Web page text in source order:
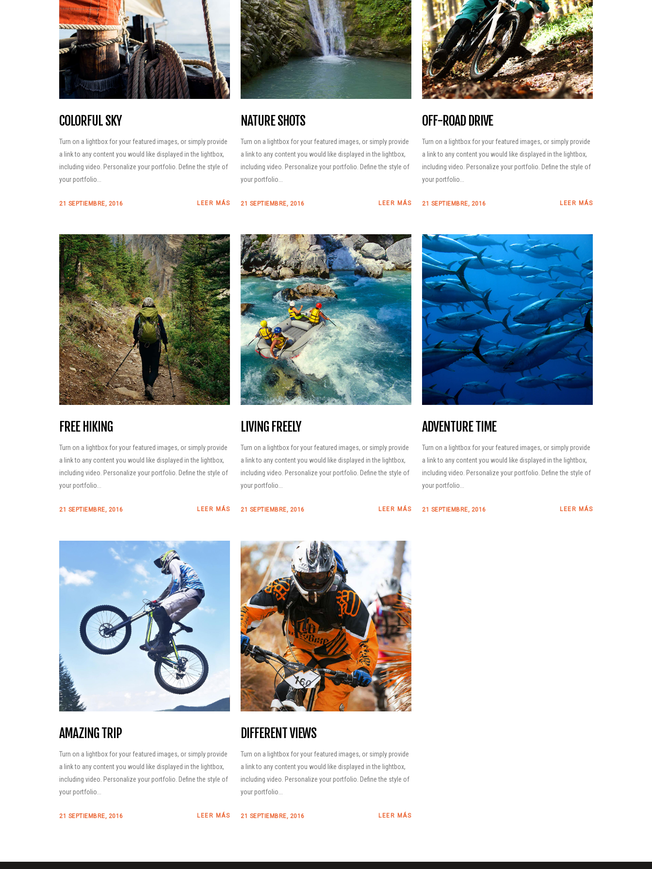
2026 – Aparcamientos
Recomendaciones y
obligaciones en el
Parque Natural
Posets-Maladeta
Planifica tu nutrición
con Näak
Posets-Maladeta
Planifica tu nutrición
con Näak
COLORFUL SKY
Turn on a lightbox for your featured images, or simply provide
a link to any content you would like displayed in the lightbox,
including video. Personalize your portfolio. Define the style of
your portfolio...
21 SEPTIEMBRE, 2016 LEER MÁS
NATURE SHOTS
Turn on a lightbox for your featured images, or simply provide
a link to any content you would like displayed in the lightbox,
including video. Personalize your portfolio. Define the style of
your portfolio...
21 SEPTIEMBRE, 2016 LEER MÁS
OFF-ROAD DRIVE
Turn on a lightbox for your featured images, or simply provide
a link to any content you would like displayed in the lightbox,
including video. Personalize your portfolio. Define the style of
your portfolio...
21 SEPTIEMBRE, 2016 LEER MÁS
FREE HIKING
Turn on a lightbox for your featured images, or simply provide
a link to any content you would like displayed in the lightbox,
including video. Personalize your portfolio. Define the style of
your portfolio...
21 SEPTIEMBRE, 2016 LEER MÁS
LIVING FREELY
Turn on a lightbox for your featured images, or simply provide
a link to any content you would like displayed in the lightbox,
including video. Personalize your portfolio. Define the style of
your portfolio...
21 SEPTIEMBRE, 2016 LEER MÁS
ADVENTURE TIME
Turn on a lightbox for your featured images, or simply provide
a link to any content you would like displayed in the lightbox,
including video. Personalize your portfolio. Define the style of
your portfolio...
21 SEPTIEMBRE, 2016 LEER MÁS
AMAZING TRIP
Turn on a lightbox for your featured images, or simply provide
a link to any content you would like displayed in the lightbox,
including video. Personalize your portfolio. Define the style of
your portfolio...
21 SEPTIEMBRE, 2016 LEER MÁS
DIFFERENT VIEWS
Turn on a lightbox for your featured images, or simply provide
a link to any content you would like displayed in the lightbox,
including video. Personalize your portfolio. Define the style of
your portfolio...
21 SEPTIEMBRE, 2016 LEER MÁS